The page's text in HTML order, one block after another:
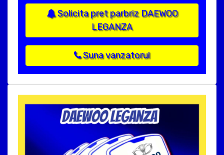
Solicita pret parbriz DAEWOO
LEGANZA
Suna vanzatorul